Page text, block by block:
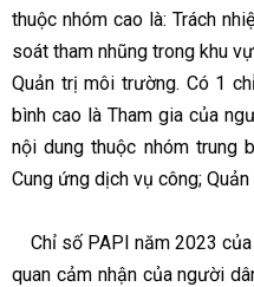
thuộc nhóm cao là: Trách
soát tham nhũng trong khu
Quản trị môi trường. Có 1
bình cao là Tham gia của
nội dung thuộc nhóm trung
Cung ứng dịch vụ công;
Chỉ số PAPI năm 2023
quan cảm nhận của người